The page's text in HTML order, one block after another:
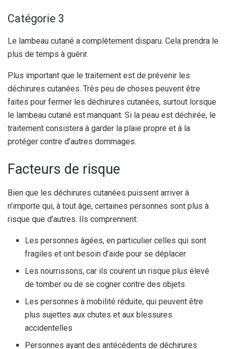
Catégorie 3
Le lambeau cutané a complètement disparu. Cela prendra le
plus de temps à guérir.
Plus important que le traitement est de prévenir les
déchirures cutanées. Très peu de choses peuvent être
faites pour fermer les déchirures cutanées, surtout lorsque
le lambeau cutané est manquant. Si la peau est déchirée, le
traitement consistera à garder la plaie propre et à la
protéger contre d’autres dommages.
Facteurs de risque
Bien que les déchirures cutanées puissent arriver à
n’importe qui, à tout âge, certaines personnes sont plus à
risque que d’autres. Ils comprennent:
Les personnes âgées, en particulier celles qui sont
fragiles et ont besoin d’aide pour se déplacer
Les nourrissons, car ils courent un risque plus élevé
de tomber ou de se cogner contre des objets
Les personnes à mobilité réduite, qui peuvent être
plus sujettes aux chutes et aux blessures
accidentelles
Personnes ayant des antécédents de déchirures